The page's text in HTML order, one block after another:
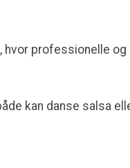
hvor professionelle
kan danse salsa